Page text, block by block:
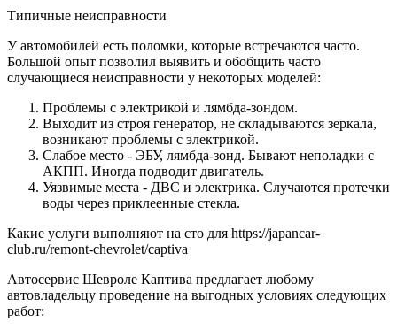
Типичные неисправности
У автомобилей есть поломки, которые встречаются часто.
Большой опыт позволил выявить и обобщить часто
случающиеся неисправности у некоторых моделей:
Проблемы с электрикой и лямбда-зондом.
Выходит из строя генератор, не складываются зеркала,
возникают проблемы с электрикой.
Слабое место - ЭБУ, лямбда-зонд. Бывают неполадки с
АКПП. Иногда подводит двигатель.
Уязвимые места - ДВС и электрика. Случаются протечки
воды через приклеенные стекла.
Какие услуги выполняют на сто для https://japancar-
club.ru/remont-chevrolet/captiva
Автосервис Шевроле Каптива предлагает любому
автовладельцу проведение на выгодных условиях следующих
работ: